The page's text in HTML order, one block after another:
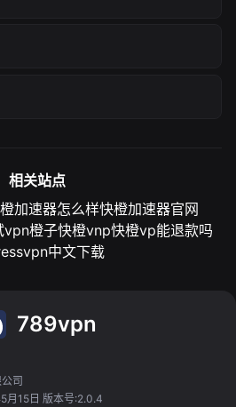
相关站点
加速器怎么样快橙加速器官网
vpn橙子快橙vnp快橙vp能退款吗
中文下载
789vpn
司
月15日 版本号:2.0.4